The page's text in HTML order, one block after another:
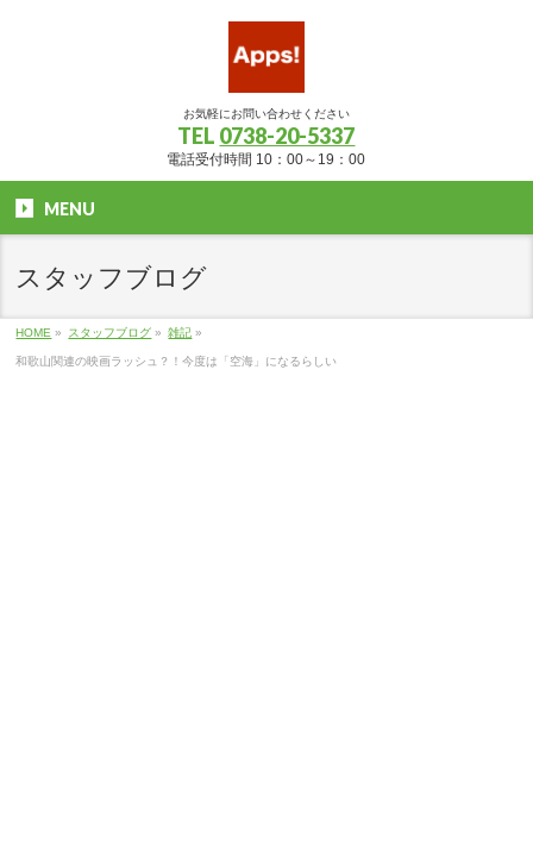
お気軽にお問い合わせください
TEL 0738-20-5337
電話受付時間 10：00～19：00
MENU
スタッフブログ
HOME » スタッフブログ » 雑記 »
和歌山関連の映画ラッシュ？！今度は「空海」になるらしい